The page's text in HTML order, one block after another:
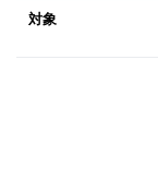
対象